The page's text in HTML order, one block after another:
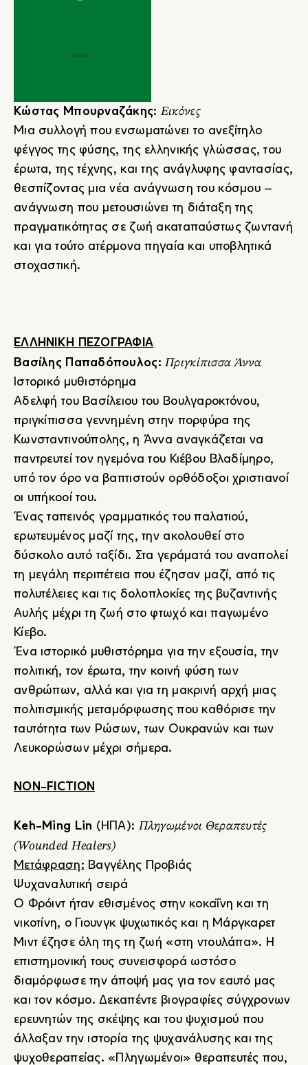
Κώστας Μπουρναζάκης:Εικόνες
Μια συλλογή που ενσωματώνει το ανεξίτηλο
φέγγος της φύσης, της ελληνικής γλώσσας, του
έρωτα, της τέχνης, και της ανάγλυφης φαντασίας,
θεσπίζοντας μια νέα ανάγνωση του κόσμου –
ανάγνωση που μετουσιώνει τη διάταξη της
πραγματικότητας σε ζωή ακαταπαύστως ζωντανή
και για τούτο ατέρμονα πηγαία και υποβλητικά
στοχαστική.
ΕΛΛΗΝΙΚΗ ΠΕΖΟΓΡΑΦΙΑ
Βασίλης Παπαδόπουλος: Πριγκίπισσα Άννα
Ιστορικό μυθιστόρημα
Αδελφή του Βασίλειου του Βουλγαροκτόνου,
πριγκίπισσα γεννημένη στην πορφύρα της
Κωνσταντινούπολης, η Άννα αναγκάζεται να
παντρευτεί τον ηγεμόνα του Κιέβου Βλαδίμηρο,
υπό τον όρο να βαπτιστούν ορθόδοξοι χριστιανοί
οι υπήκοοί του.
Ένας ταπεινός γραμματικός του παλατιού,
ερωτευμένος μαζί της, την ακολουθεί στο
δύσκολο αυτό ταξίδι. Στα γεράματά του αναπολεί
τη μεγάλη περιπέτεια που έζησαν μαζί, από τις
πολυτέλειες και τις δολοπλοκίες της βυζαντινής
Αυλής μέχρι τη ζωή στο φτωχό και παγωμένο
Κίεβο.
Ένα ιστορικό μυθιστόρημα για την εξουσία, την
πολιτική, τον έρωτα, την κοινή φύση των
ανθρώπων, αλλά και για τη μακρινή αρχή μιας
πολιτισμικής μεταμόρφωσης που καθόρισε την
ταυτότητα των Ρώσων, των Ουκρανών και των
Λευκορώσων μέχρι σήμερα.
NON-FICTION
Keh-Ming Lin (ΗΠΑ):Πληγωμένοι Θεραπευτές
(Wounded Healers)
Μετάφραση: Βαγγέλης Προβιάς
Ψυχαναλυτική σειρά
Ο Φρόιντ ήταν εθισμένος στην κοκαΐνη και τη
νικοτίνη, ο Γιουνγκ ψυχωτικός και η Μάργκαρετ
Μιντ έζησε όλη της τη ζωή «στη ντουλάπα». Η
επιστημονική τους συνεισφορά ωστόσο
διαμόρφωσε την άποψή μας για τον εαυτό μας
και τον κόσμο. Δεκαπέντε βιογραφίες σύγχρονων
ερευνητών της σκέψης και του ψυχισμού που
άλλαξαν την ιστορία της ψυχανάλυσης και της
ψυχοθεραπείας. «Πληγωμένοι» θεραπευτές που,